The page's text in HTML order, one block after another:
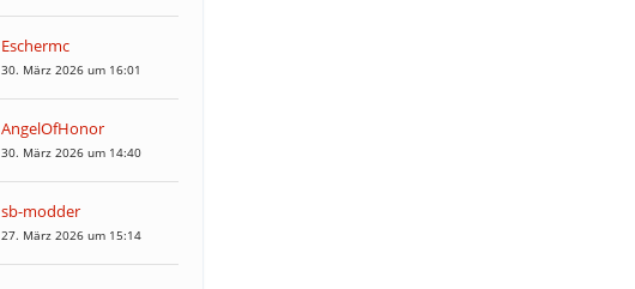
Eschermc
30. März 2026 um 16:01
AngelOfHonor
30. März 2026 um 14:40
sb-modder
27. März 2026 um 15:14